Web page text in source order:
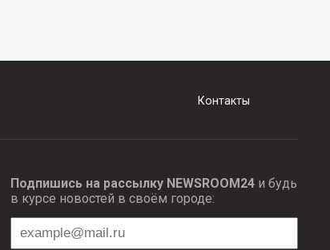
Контакты
Подпишись на рассылку NEWSROOM24и будь
в курсе новостей в своём городе: